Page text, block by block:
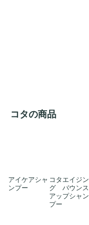
コタの商品
アイケアシャ
ンプー
コタエイジン
グ バウンス
アップシャン
プー